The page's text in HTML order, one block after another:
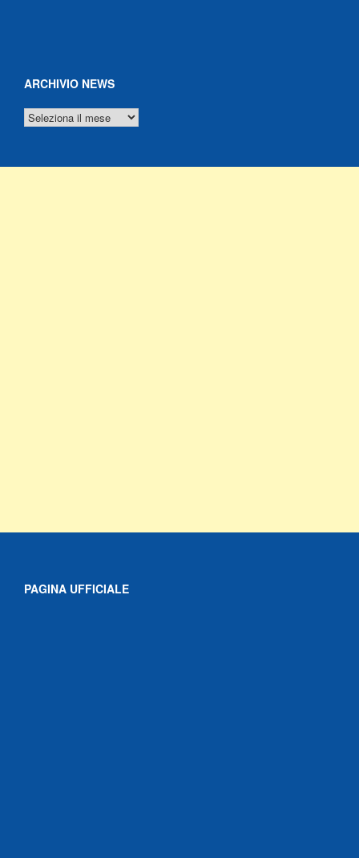
ARCHIVIO NEWS
ARCHIVIO
NEWS
PAGINA UFFICIALE